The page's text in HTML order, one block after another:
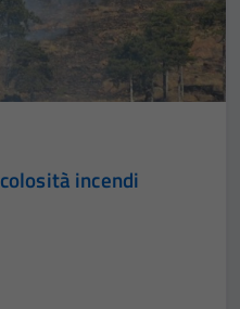
incendi